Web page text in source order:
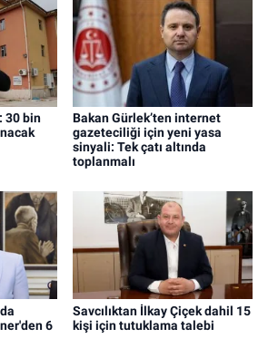
30 bin
Bakan Gürlek’ten internet
gazeteciliği için yeni yasa
sinyali: Tek çatı altında
toplanmalı
6
Savcılıktan İlkay Çiçek dahil 15
kişi için tutuklama talebi